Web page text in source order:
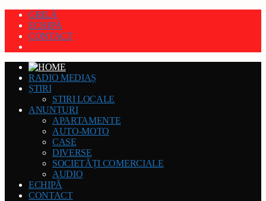
GRILĂ
ECHIPĂ
CONTACT
RADIO MEDIAȘ
ȘTIRI
STIRI LOCALE
ANUNȚURI
APARTAMENTE
AUTO-MOTO
CASE
DIVERSE
SOCIETĂȚI COMERCIALE
AUDIO
ECHIPĂ
CONTACT